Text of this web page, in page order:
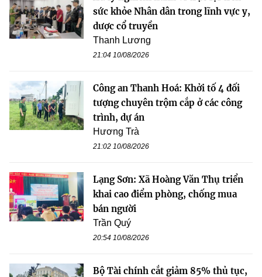
sức khỏe Nhân dân trong lĩnh vực y,
dược cổ truyền
Thanh Lương
21:04 10/08/2026
Công an Thanh Hoá: Khởi tố 4 đối
tượng chuyên trộm cắp ở các công
trình, dự án
Hương Trà
21:02 10/08/2026
Lạng Sơn: Xã Hoàng Văn Thụ triển
khai cao điểm phòng, chống mua
bán người
Trần Quý
20:54 10/08/2026
Bộ Tài chính cắt giảm 85% thủ tục,